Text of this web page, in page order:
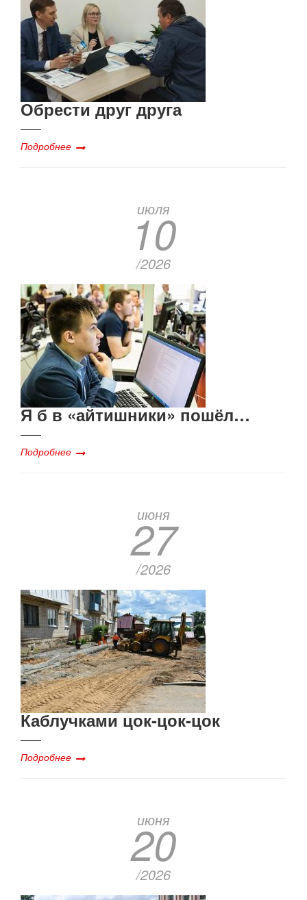
Обрести друг друга
Подробнее
июля
10
/2026
Я б в «айтишники» пошёл…
Подробнее
июня
27
/2026
Каблучками цок-цок-цок
Подробнее
июня
20
/2026